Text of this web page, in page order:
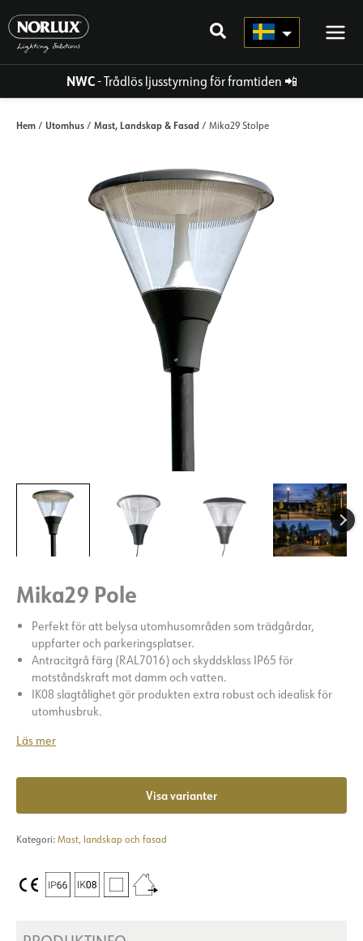
direkt
innehållet
NWC- Trådlös ljusstyrning för framtiden 📲
Hem / Utomhus / Mast, Landskap & Fasad / Mika29 Stolpe
Mika29 Pole
Perfekt för att belysa utomhusområden som trädgårdar,
uppfarter och parkeringsplatser.
Antracitgrå färg (RAL7016) och skyddsklass IP65 för
motståndskraft mot damm och vatten.
IK08 slagtålighet gör produkten extra robust och idealisk för
utomhusbruk.
Läs mer
Visa varianter
Kategori: Mast, landskap och fasad